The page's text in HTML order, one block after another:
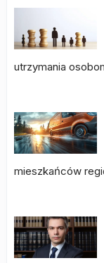
utrzymania
mieszkańców